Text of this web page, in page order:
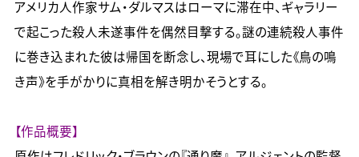
アメリカ人作家サム・ダルマスはローマに滞在中、ギャラリー
で起こった殺人未遂事件を偶然目撃する。謎の連続殺人事件
に巻き込まれた彼は帰国を断念し、現場で耳にした《鳥の鳴
き声》を手がかりに真相を解き明かそうとする。
【作品概要】